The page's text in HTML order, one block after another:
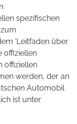
spezifischen
'Leitfaden über
offiziellen
offiziellen
werden, der an
Automobil
ist unter